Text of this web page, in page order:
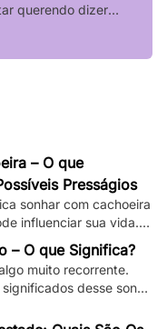
querendo dizer
– O que
Presságios
sonhar com cachoeira
influenciar sua vida.
espirituais,
– O que Significa?
muito recorrente.
desse sonho